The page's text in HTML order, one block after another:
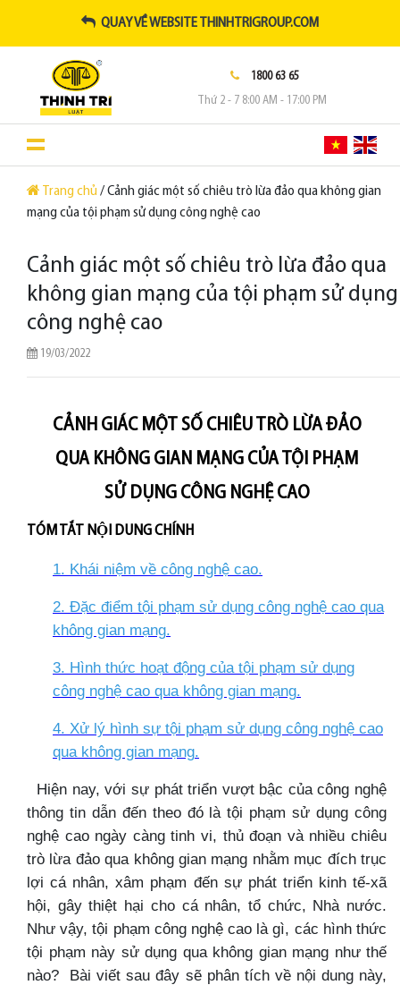
QUAY VỀ WEBSITE THINHTRIGROUP.COM
1800 63 65
Thứ 2 - 7 8:00 AM - 17:00 PM
Trang chủ / Cảnh giác một số chiêu trò lừa đảo qua không gian
mạng của tội phạm sử dụng công nghệ cao
Cảnh giác một số chiêu trò lừa đảo qua
không gian mạng của tội phạm sử dụng
công nghệ cao
19/03/2022
CẢNH GIÁC MỘT SỐ CHIÊU TRÒ LỪA ĐẢO
QUA KHÔNG GIAN MẠNG CỦA TỘI PHẠM
SỬ DỤNG CÔNG NGHỆ CAO
TÓM TẮT NỘI DUNG CHÍNH
1. Khái niệm về công nghệ cao.
2. Đặc điểm tội phạm sử dụng công nghệ cao qua
không gian mạng.
3. Hình thức hoạt động của tội phạm sử dụng
công nghệ cao qua không gian mạng.
4. Xử lý hình sự tội phạm sử dụng công nghệ cao
qua không gian mạng.
Hiện nay, với sự phát triển vượt bậc của công nghệ
thông tin dẫn đến theo đó là tội phạm sử dụng công
nghệ cao ngày càng tinh vi, thủ đoạn và nhiều chiêu
trò lừa đảo qua không gian mạng nhằm mục đích trục
lợi cá nhân, xâm phạm đến sự phát triển kinh tế-xã
hội, gây thiệt hại cho cá nhân, tổ chức, Nhà nước.
Như vậy, tội phạm công nghệ cao là gì, các hình thức
tội phạm này sử dụng qua không gian mạng như thế
nào? Bài viết sau đây sẽ phân tích về nội dung này,